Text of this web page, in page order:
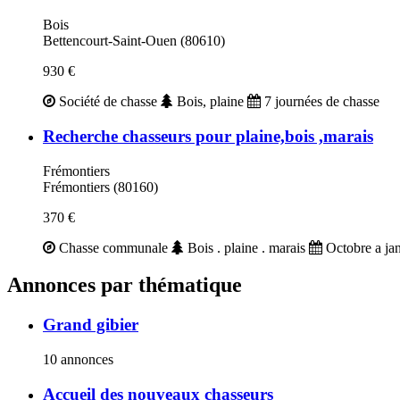
Bois
Bettencourt-Saint-Ouen (80610)
930 €
Société de chasse
Bois, plaine 7 journées de chasse
Recherche chasseurs pour plaine,bois ,marais
Frémontiers
Frémontiers (80160)
370 €
Chasse communale
Bois . plaine . marais Octobre a
Annonces par thématique
Grand gibier
10 annonces
Accueil des nouveaux chasseurs